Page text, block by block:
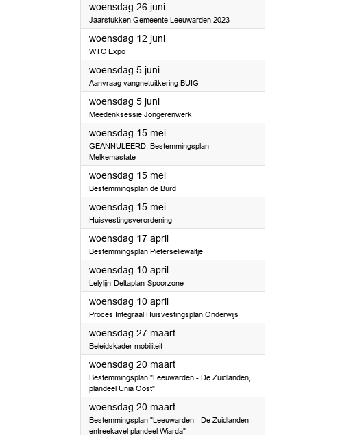
woensdag 26 juni2024
Jaarstukken Gemeente Leeuwarden 2023
woensdag 12 juni2024
WTC Expo
woensdag 5 juni2024
Aanvraag vangnetuitkering BUIG
woensdag 5 juni2024
Meedenksessie Jongerenwerk
woensdag 15 mei2024
GEANNULEERD: Bestemmingsplan
Melkemastate
woensdag 15 mei2024
Bestemmingsplan de Burd
woensdag 15 mei2024
Huisvestingsverordening
woensdag 17 april2024
Bestemmingsplan Pieterseliewaltje
woensdag 10 april2024
Lelylijn-Deltaplan-Spoorzone
woensdag 10 april2024
Proces Integraal Huisvestingsplan Onderwijs
woensdag 27 maart2024
Beleidskader mobiliteit
woensdag 20 maart2024
Bestemmingsplan "Leeuwarden - De Zuidlanden,
plandeel Unia Oost"
woensdag 20 maart2024
Bestemmingsplan "Leeuwarden - De Zuidlanden
entreekavel plandeel Wiarda"